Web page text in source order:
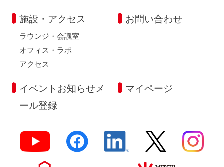
施設・アクセス
ラウンジ・会議室
オフィス・ラボ
アクセス
お問い合わせ
イベントお知らせメ
ール登録
マイページ